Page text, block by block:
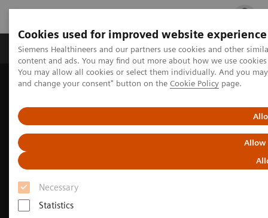
Cookies used for improved website experience
Siemens Healthineers and our partners use cookies and other
content and ads. You may find out more about how we use
You may allow all cookies or select them individually. And you
and change your consent" button on the Cookie Policy page.
Allow
Necessary
Statistics
Ürün ve Hizmetler Öne Çıkanlar Sağlık
Siemens Healthineers Türkiye
Dijital Çözümler ve Otomasyon